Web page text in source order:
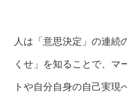
人は「意思決定」の連続
くせ」を知ることで、マ
トや自分自身の自己実現